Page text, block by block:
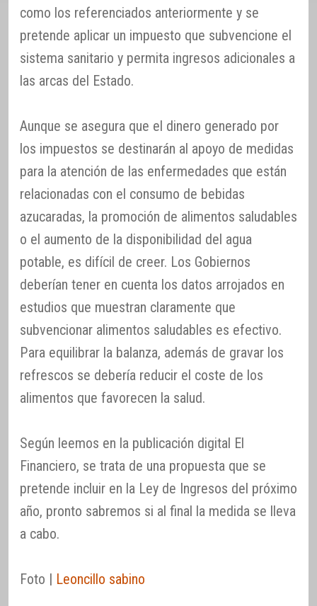
como los referenciados anteriormente y se
pretende aplicar un impuesto que subvencione el
sistema sanitario y permita ingresos adicionales a
las arcas del Estado.
Aunque se asegura que el dinero generado por
los impuestos se destinarán al apoyo de medidas
para la atención de las enfermedades que están
relacionadas con el consumo de bebidas
azucaradas, la promoción de alimentos saludables
o el aumento de la disponibilidad del agua
potable, es difícil de creer. Los Gobiernos
deberían tener en cuenta los datos arrojados en
estudios que muestran claramente que
subvencionar alimentos saludables es efectivo.
Para equilibrar la balanza, además de gravar los
refrescos se debería reducir el coste de los
alimentos que favorecen la salud.
Según leemos en la publicación digital El
Financiero, se trata de una propuesta que se
pretende incluir en la Ley de Ingresos del próximo
año, pronto sabremos si al final la medida se lleva
a cabo.
Foto | Leoncillo sabino